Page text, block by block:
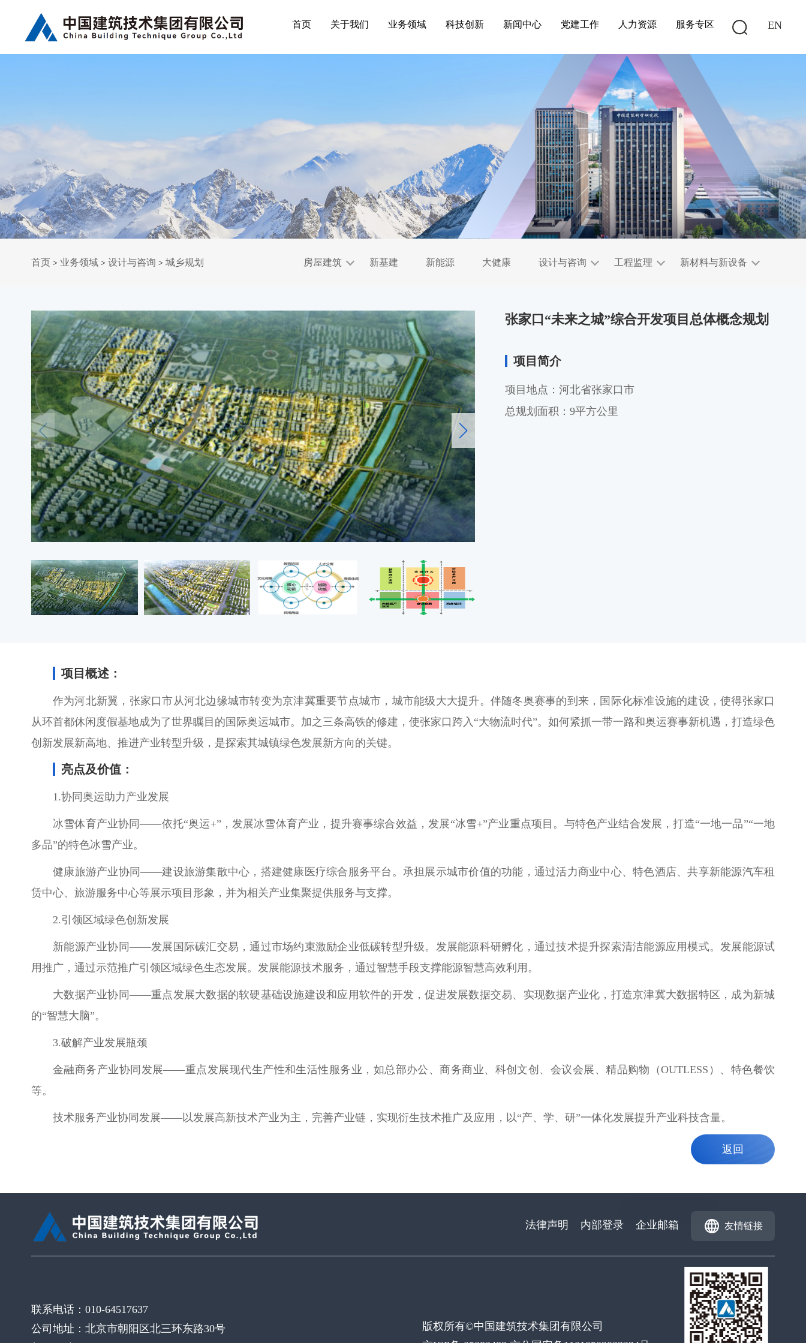
首页 关于我们 业务领域 科技创新 新闻中心 党建工作 人力资源 服务专区 EN
首页 > 业务领域 > 设计与咨询 > 城乡规划 房屋建筑 新基建 新能源 大健康 设计与咨询 工程监理 新材料与新设备
张家口“未来之城”综合开发项目总体概念规划
项目简介
项目地点：河北省张家口市
总规划面积：9平方公里
项目概述：
作为河北新翼，张家口市从河北边缘城市转变为京津冀重要节点城市，城市能级大大提升。伴随冬奥赛事的到来，国际化标准设施的建设，使得张家口
从环首都休闲度假基地成为了世界瞩目的国际奥运城市。加之三条高铁的修建，使张家口跨入“大物流时代”。如何紧抓一带一路和奥运赛事新机遇，打造绿色
创新发展新高地、推进产业转型升级，是探索其城镇绿色发展新方向的关键。
亮点及价值：
1.协同奥运助力产业发展
冰雪体育产业协同——依托“奥运+”，发展冰雪体育产业，提升赛事综合效益，发展“冰雪+”产业重点项目。与特色产业结合发展，打造“一地一品”“一地
多品”的特色冰雪产业。
健康旅游产业协同——建设旅游集散中心，搭建健康医疗综合服务平台。承担展示城市价值的功能，通过活力商业中心、特色酒店、共享新能源汽车租
赁中心、旅游服务中心等展示项目形象，并为相关产业集聚提供服务与支撑。
2.引领区域绿色创新发展
新能源产业协同——发展国际碳汇交易，通过市场约束激励企业低碳转型升级。 发展能源科研孵化，通过技术提升探索清洁能源应用模式。 发展能源试
用推广，通过示范推广引领区域绿色生态发展。 发展能源技术服务，通过智慧手段支撑能源智慧高效利用。
大数据产业协同——重点发展大数据的软硬基础设施建设和应用软件的开发，促进发展数据交易、实现数据产业化，打造京津冀大数据特区，成为新城
的“智慧大脑”。
3.破解产业发展瓶颈
金融商务产业协同发展——重点发展现代生产性和生活性服务业，如总部办公、商务商业、科创文创、会议会展、精品购物（OUTLESS）、特色餐饮
等。
技术服务产业协同发展——以发展高新技术产业为主，完善产业链，实现衍生技术推广及应用，以“产、学、研”一体化发展提升产业科技含量。
返回
法律声明 内部登录 企业邮箱 友情链接
联系电话：010-64517637
公司地址：北京市朝阳区北三环东路30号
版权所有©中国建筑技术集团有限公司